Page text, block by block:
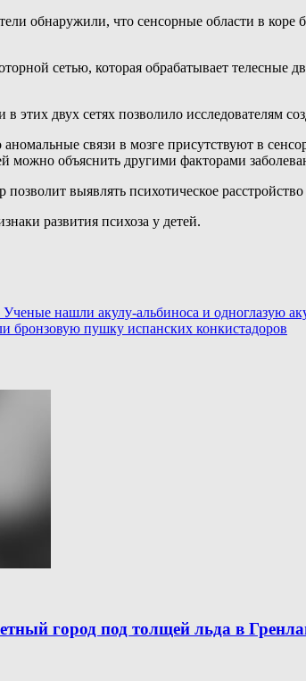
обнаружили, что сенсорные области в
сетью, которая обрабатывает телесные
этих двух сетях позволило исследователям
связи в мозге присутствуют в
можно объяснить другими факторами
выявлять психотическое
развития психоза у детей.
нашли акулу-альбиноса и одноглазую
бронзовую пушку испанских конкистадоров
город под толщей льда в